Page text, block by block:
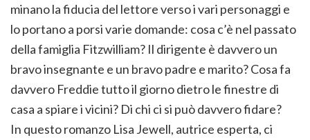
minano la fiducia del lettore verso i vari personaggi e
lo portano a porsi varie domande: cosa c’è nel passato
della famiglia Fitzwilliam? Il dirigente è davvero un
bravo insegnante e un bravo padre e marito? Cosa fa
davvero Freddie tutto il giorno dietro le finestre di
casa a spiare i vicini? Di chi ci si può davvero fidare?
In questo romanzo Lisa Jewell, autrice esperta, ci